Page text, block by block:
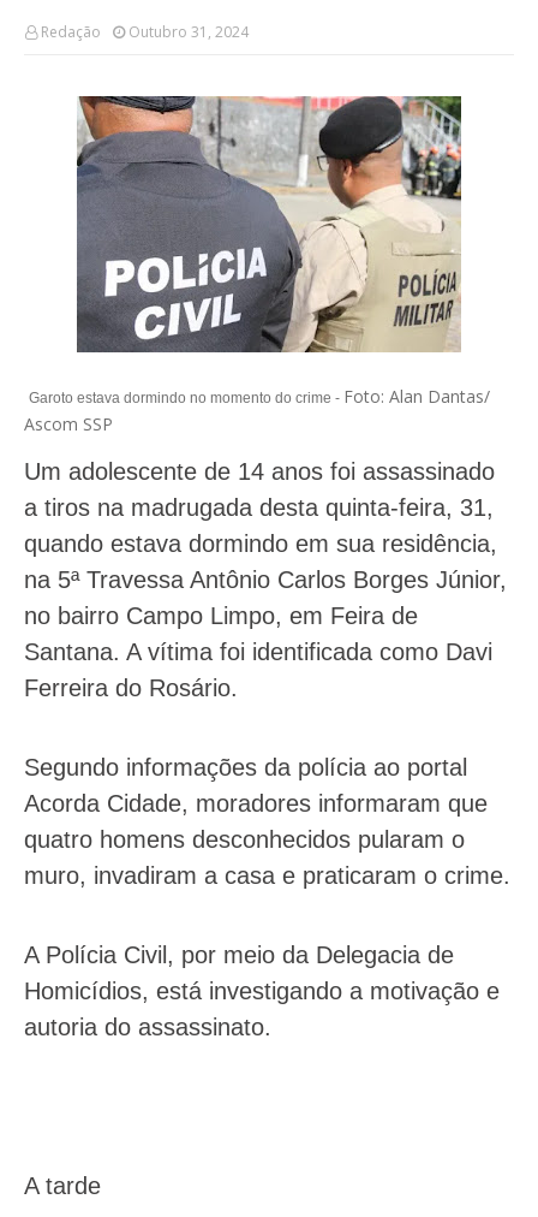
Redação Outubro 31, 2024
Garoto estava dormindo no momento do crime - Foto: Alan Dantas/
Ascom SSP
Um adolescente de 14 anos foi assassinado
a tiros na madrugada desta quinta-feira, 31,
quando estava dormindo em sua residência,
na 5ª Travessa Antônio Carlos Borges Júnior,
no bairro Campo Limpo, em Feira de
Santana. A vítima foi identificada como Davi
Ferreira do Rosário.
Segundo informações da polícia ao portal
Acorda Cidade, moradores informaram que
quatro homens desconhecidos pularam o
muro, invadiram a casa e praticaram o crime.
A Polícia Civil, por meio da Delegacia de
Homicídios, está investigando a motivação e
autoria do assassinato.
A tarde